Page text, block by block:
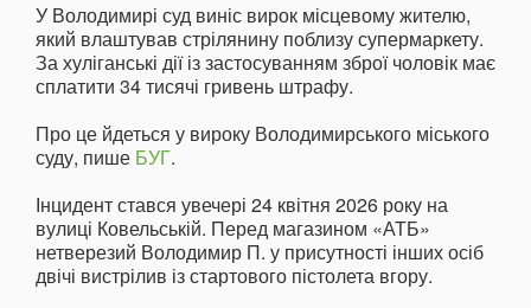
У Володимирі суд виніс вирок місцевому жителю,
який влаштував стрілянину поблизу супермаркету.
За хуліганські дії із застосуванням зброї чоловік має
сплатити 34 тисячі гривень штрафу.
Про це йдеться у вироку Володимирського міського
суду, пише БУГ.
Інцидент стався увечері 24 квітня 2026 року на
вулиці Ковельській. Перед магазином «АТБ»
нетверезий Володимир П. у присутності інших осіб
двічі вистрілив із стартового пістолета вгору.